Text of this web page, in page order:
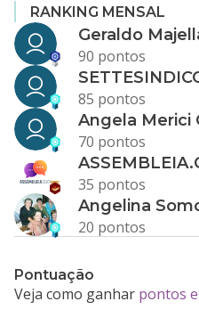
RANKING MENSAL
90 pontos
85 pontos
70 pontos
35 pontos
20 pontos
Pontuação
Veja como ganhar pontos